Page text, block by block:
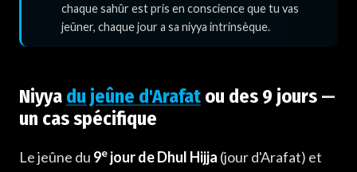
chaque sahûr est pris en conscience que tu vas
jeûner, chaque jour a sa niyya intrinsèque.
Niyya du jeûne d'Arafat ou des 9 jours —
un cas spécifique
Le jeûne du 9e jour de Dhul Hijja (jour d'Arafat) et